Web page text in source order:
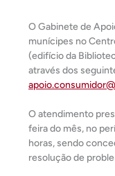
O Gabinete de
munícipes no
(edifício da
através dos
O atendimento
feira do mês, no
horas, sendo
resolução de